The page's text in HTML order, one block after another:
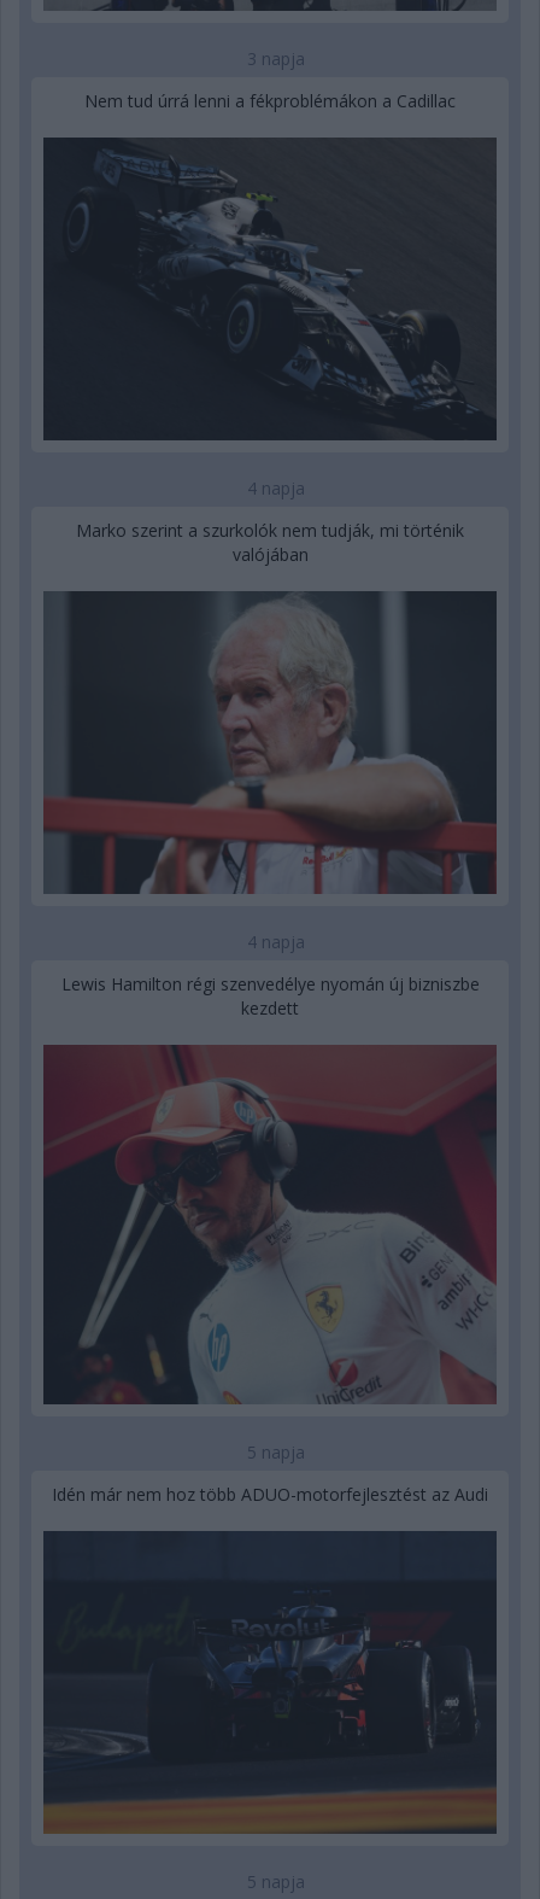
3 napja
Nem tud úrrá lenni a fékproblémákon a Cadillac
4 napja
Marko szerint a szurkolók nem tudják, mi történik
valójában
4 napja
Lewis Hamilton régi szenvedélye nyomán új bizniszbe
kezdett
5 napja
Idén már nem hoz több ADUO-motorfejlesztést az Audi
5 napja